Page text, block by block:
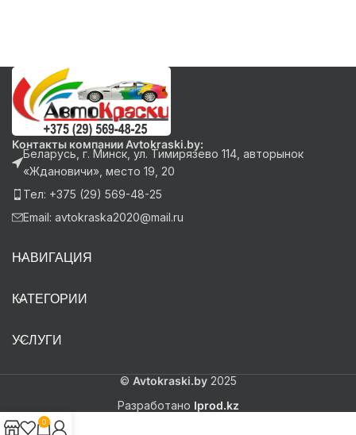
Контакты компании Avtokraski.by:
Беларусь, г. Минск, ул. Тимирязево 114, авторынок
«Ждановичи», место 19, 20
Тел: +375 (29) 569-48-25
Email: avtokraska2020@mail.ru
НАВИГАЦИЯ
КАТЕГОРИИ
УСЛУГИ
© Avtokraski.by2025
Разработано Iprod.kz
0